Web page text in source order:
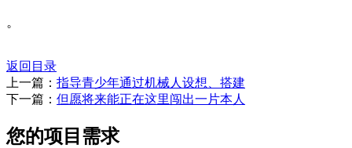
。
返回目录
上一篇： 指导青少年通过机械人设想、搭建
下一篇： 但愿将来能正在这里闯出一片本人
您的项目需求